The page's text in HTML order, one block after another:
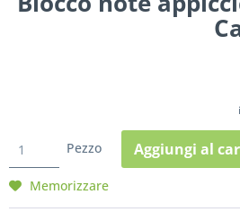
Pezzo Aggiungi al
Memorizzare